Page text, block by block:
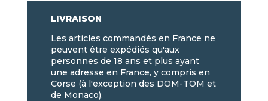
LIVRAISON
Les articles commandés en France ne
peuvent être expédiés qu'aux
personnes de 18 ans et plus ayant
une adresse en France, y compris en
Corse (à l'exception des DOM-TOM et
de Monaco).